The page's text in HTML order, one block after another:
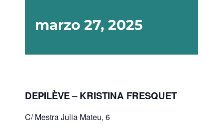
marzo 27, 2025
DEPILÈVE – KRISTINA FRESQUET
C/ Mestra Julia Mateu, 6